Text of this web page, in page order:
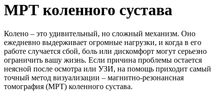
МРТ коленного сустава
Колено – это удивительный, но сложный механизм. Оно
ежедневно выдерживает огромные нагрузки, и когда в его
работе случается сбой, боль или дискомфорт могут серьезно
ограничить вашу жизнь. Если причина проблемы остается
неясной после осмотра или УЗИ, на помощь приходит самый
точный метод визуализации – магнитно-резонансная
томография (МРТ) коленного сустава.